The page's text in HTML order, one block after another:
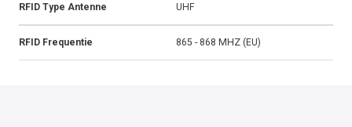
RFID Type Antenne UHF
RFID Frequentie 865 - 868 MHZ (EU)